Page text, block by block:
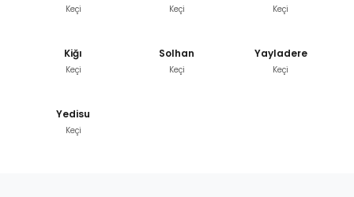
Keçi Keçi Keçi
Kiğı
Keçi
Solhan
Keçi
Yayladere
Keçi
Yedisu
Keçi